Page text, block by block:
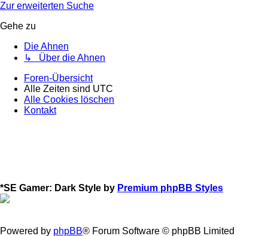
Zur erweiterten Suche
Gehe zu
Die Ahnen
↳ Über die Ahnen
Foren-Übersicht
Alle Zeiten sind UTC
Alle Cookies löschen
Kontakt
*SE Gamer: Dark Style by Premium phpBB Styles
Powered by phpBB® Forum Software © phpBB Limited